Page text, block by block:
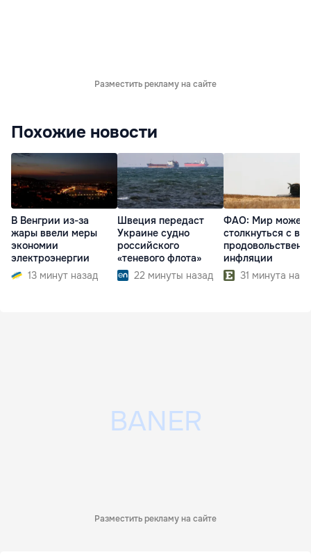
Разместить рекламу на сайте
Похожие новости
В Венгрии из-за
жары ввели меры
экономии
электроэнергии
13 минут назад
Швеция передаст
Украине судно
российского
«теневого флота»
22 минуты назад
ФАО: Мир может
столкнуться с
инфляции
31 минута
Разместить рекламу на сайте